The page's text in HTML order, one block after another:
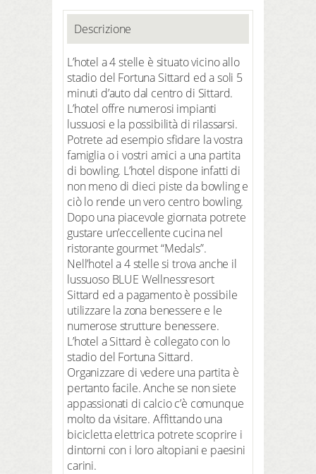
Descrizione
L’hotel a 4 stelle è situato vicino allo
stadio del Fortuna Sittard ed a soli 5
minuti d’auto dal centro di Sittard.
L’hotel offre numerosi impianti
lussuosi e la possibilità di rilassarsi.
Potrete ad esempio sfidare la vostra
famiglia o i vostri amici a una partita
di bowling. L’hotel dispone infatti di
non meno di dieci piste da bowling e
ciò lo rende un vero centro bowling.
Dopo una piacevole giornata potrete
gustare un’eccellente cucina nel
ristorante gourmet “Medals”.
Nell’hotel a 4 stelle si trova anche il
lussuoso BLUE Wellnessresort
Sittard ed a pagamento è possibile
utilizzare la zona benessere e le
numerose strutture benessere.
L’hotel a Sittard è collegato con lo
stadio del Fortuna Sittard.
Organizzare di vedere una partita è
pertanto facile. Anche se non siete
appassionati di calcio c’è comunque
molto da visitare. Affittando una
bicicletta elettrica potrete scoprire i
dintorni con i loro altopiani e paesini
carini.